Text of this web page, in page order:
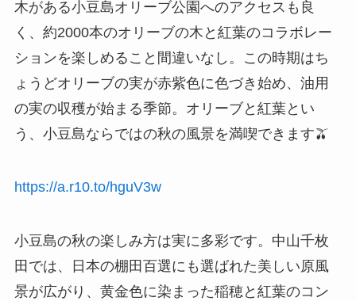
木がある小豆島オリーブ公園へのアクセスも良
く、約2000本のオリーブの木と紅葉のコラボレー
ションを楽しめること間違いなし。この時期はち
ょうどオリーブの実が赤紫色に色づき始め、油用
の実の収穫が始まる季節。オリーブと紅葉とい
う、小豆島ならではの秋の風景を満喫できます🫒
https://a.r10.to/hguV3w
小豆島の秋の楽しみ方は実に多彩です。中山千枚
田では、日本の棚田百選にも選ばれた美しい原風
景が広がり、黄金色に染まった稲穂と紅葉のコン